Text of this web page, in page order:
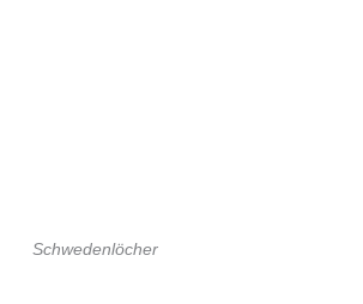
Schwedenlöcher